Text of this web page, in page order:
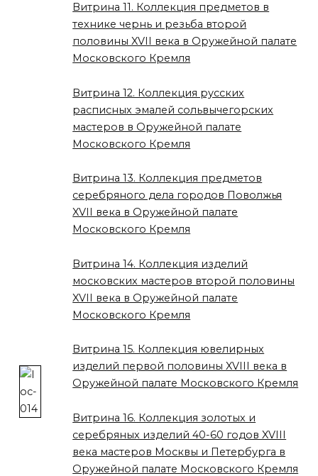
Витрина 11. Коллекция предметов в
технике чернь и резьба второй
половины XVII века в Оружейной палате
Московского Кремля
Витрина 12. Коллекция русских
расписных эмалей сольвычегорских
мастеров в Оружейной палате
Московского Кремля
Витрина 13. Коллекция предметов
серебряного дела городов Поволжья
XVII века в Оружейной палате
Московского Кремля
Витрина 14. Коллекция изделий
московских мастеров второй половины
XVII века в Оружейной палате
Московского Кремля
Витрина 15. Коллекция ювелирных
изделий первой половины XVIII века в
Оружейной палате Московского Кремля
Витрина 16. Коллекция золотых и
серебряных изделий 40-60 годов XVIII
века мастеров Москвы и Петербурга в
Оружейной палате Московского Кремля